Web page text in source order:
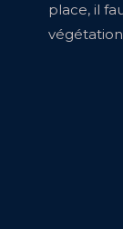
place, il